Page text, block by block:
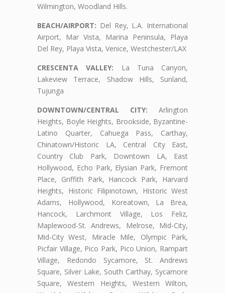
Wilmington, Woodland Hills.
BEACH/AIRPORT: Del Rey, L.A. International
Airport, Mar Vista, Marina Peninsula, Playa
Del Rey, Playa Vista, Venice, Westchester/LAX
CRESCENTA VALLEY: La Tuna Canyon,
Lakeview Terrace, Shadow Hills, Sunland,
Tujunga
DOWNTOWN/CENTRAL CITY: Arlington
Heights, Boyle Heights, Brookside, Byzantine-
Latino Quarter, Cahuega Pass, Carthay,
Chinatown/Historic LA, Central City East,
Country Club Park, Downtown LA, East
Hollywood, Echo Park, Elysian Park, Fremont
Place, Griffith Park, Hancock Park, Harvard
Heights, Historic Filipinotown, Historic West
Adams, Hollywood, Koreatown, La Brea,
Hancock, Larchmont Village, Los Feliz,
Maplewood-St. Andrews, Melrose, Mid-City,
Mid-City West, Miracle Mile, Olympic Park,
Picfair Village, Pico Park, Pico Union, Rampart
Village, Redondo Sycamore, St. Andrews
Square, Silver Lake, South Carthay, Sycamore
Square, Western Heights, Western Wilton,